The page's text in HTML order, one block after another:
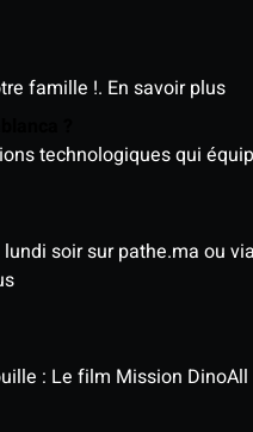
famille !. En savoir plus
technologiques qui
soir sur pathe.ma ou
: Le film Mission Dino